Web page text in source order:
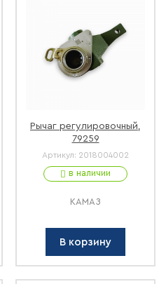
Рычаг регулировочный,
79259
Артикул: 2018004002
в наличии
КАМАЗ
В корзину